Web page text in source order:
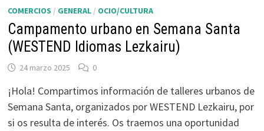
COMERCIOS / GENERAL/ OCIO/CULTURA
Campamento urbano en Semana Santa
(WESTEND Idiomas Lezkairu)
24 marzo 2025 0
¡Hola! Compartimos información de talleres urbanos de
Semana Santa, organizados por WESTEND Lezkairu, por
si os resulta de interés. Os traemos una oportunidad